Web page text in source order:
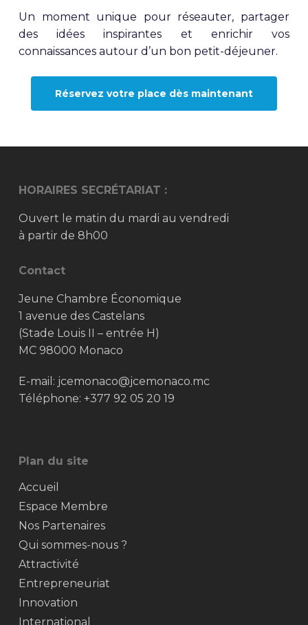
Un moment unique pour réseauter, partager
des idées inspirantes et enrichir vos
connaissances autour d’un bon petit-déjeuner.
Réservez votre place dès maintenant
HORAIRES SECRÉTARIAT :
Ouvert le matin du mardi au vendredi
à partir de 8h00
Contact
Jeune Chambre Économique
1 avenue des Castelans
(Stade Louis II – entrée H)
MC 98000 Monaco
E-mail: jcemonaco@jcemonaco.mc
Téléphone: +377 92 05 20 19
Plan du site
Accueil
Espace Membre
Nos Partenaires
Qui sommes-nous ?
Attractivité
Entrepreneuriat
Innovation
International